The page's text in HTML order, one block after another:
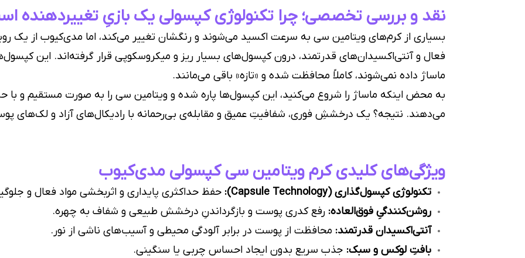
نقد و بررسی تخصصی؛ چرا تکنولوژی کپسولی یک بازیِ تغییردهنده
بسیاری از کرم‌های ویتامین سی به سرعت اکسید می‌شوند و رنگشان تغییر می‌کند، اما مدی‌کیوب از یک
فعال و آنتی‌اکسیدان‌های قدرتمند، درون کپسول‌های بسیار ریز و میکروسکوپی قرار گرفته‌اند. این
ماساژ داده نمی‌شوند، کاملاً محافظت شده و «تازه» باقی می‌مانند.
به محض اینکه ماساژ را شروع می‌کنید، این کپسول‌ها پاره شده و ویتامین سی را به صورت مستقیم و با
می‌دهند. نتیجه؟ یک درخششِ فوری، شفافیتِ عمیق و مقابله‌ی بی‌رحمانه با رادیکال‌های آزاد و لک‌های
ویژگی‌های کلیدی کرم ویتامین سی کپسولی مدی‌کیوب
تکنولوژی کپسول‌گذاری (Capsule Technology):
حفظ حداکثری پایداری و اثربخشی مواد فعال و
روشن‌کنندگیِ فوق‌العاده: رفع کدری پوست و بازگرداندنِ درخشش طبیعی و شفاف به چهره.
آنتی‌اکسیدان قدرتمند: محافظت از پوست در برابر آلودگی محیطی و آسیب‌های ناشی از نور.
بافتِ لوکس و سبک: جذب سریع بدون ایجاد احساس چربی یا سنگینی.